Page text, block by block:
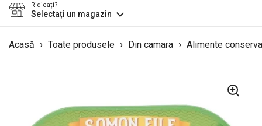
Ridicați?
Selectați un magazin
Acasă › Toate produsele › Din camara › Alimente